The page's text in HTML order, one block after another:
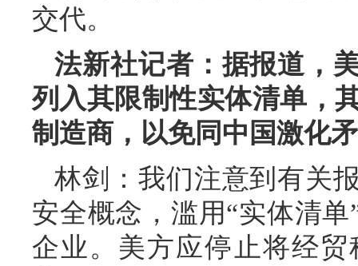
交代。
法新社记者：据报道，
列入其限制性实体清单，
制造商，以免同中国激化
林剑：我们注意到有关
安全概念，滥用“实体清
企业。美方应停止将经